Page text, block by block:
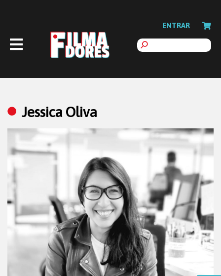
ENTRAR
Jessica Oliva